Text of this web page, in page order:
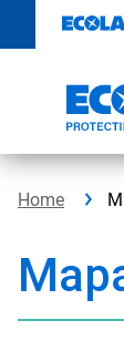
content
Home